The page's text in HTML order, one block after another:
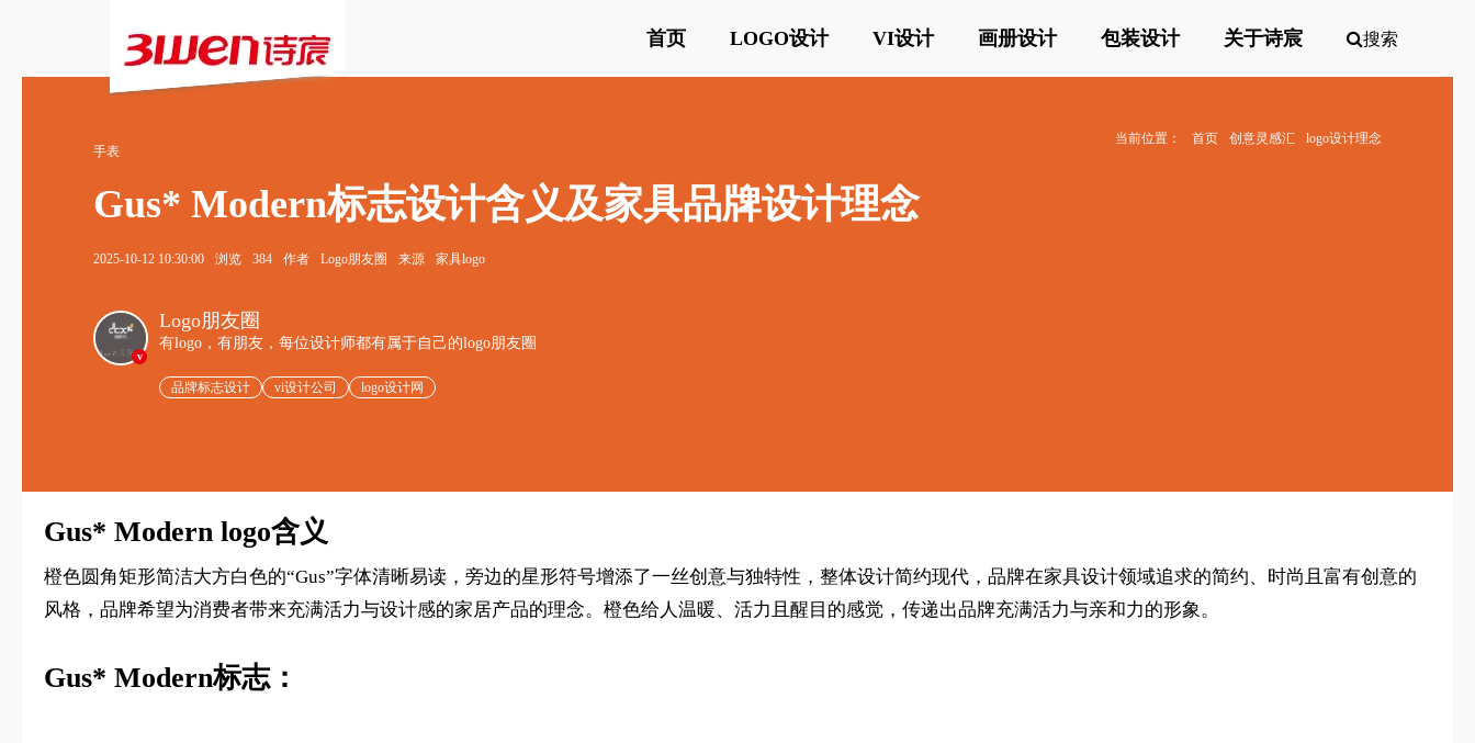
首页 LOGO设计 VI设计 画册设计 包装设计 关于诗宸 搜索
当前位置： 首页 创意灵感汇
logo设计理念
手表
Gus* Modern标志设计含义及家具品牌设计理念
2025-10-12 10:30:00 浏览 384 作者 Logo朋友圈 来源 家具logo
v
Logo朋友圈
有logo，有朋友，每位设计师都有属于自己的logo朋友圈
品牌标志设计 vi设计公司 logo设计网
Gus* Modern logo含义
橙色圆角矩形简洁大方白色的“Gus”字体清晰易读，旁边的星形符号增添了一丝创意与独特性，整体设计简约现代，品牌在家具设计领域追求的简约、时尚且富有创意的
风格，品牌希望为消费者带来充满活力与设计感的家居产品的理念。橙色给人温暖、活力且醒目的感觉，传递出品牌充满活力与亲和力的形象。
Gus* Modern标志：